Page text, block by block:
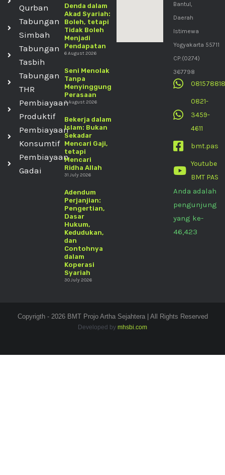
Qurban
Tabungan
Simbah
Tabungan
Tasbih
Tabungan
THR
Pembiayaan
Produktif
Pembiayaan
Konsumtif
Pembiayaan
Gadai
Denda dalam
Akad Syariah:
Boleh, tetapi
Tidak Boleh
Menjadi
Pendapatan
6 August 2026
Seni Menolak
Tanpa
Menyinggung
Perasaan
3 August 2026
Bekerja dalam
Islam: Bukan
Sekadar
Mencari Gaji,
tetapi
Mencari
Ridha Allah
31 July 2026
Adendum
Perjanjian:
Pengertian,
Dasar
Hukum,
Kedudukan,
dan
Contohnya
dalam
Koperasi
Syariah
30 July 2026
Bantul,
Daerah
Istimewa
Yogyakarta 55711
CP:(0274)
367798
0821-
3459-
4611
bmt.pas
Youtube
BMT PAS
Anda adalah
pengunjung
yang ke-
46,423
Copyrigth - 2026 BMT Projo Artha Sejahtera | All Rights Reserved
Developed by mhsbi.com